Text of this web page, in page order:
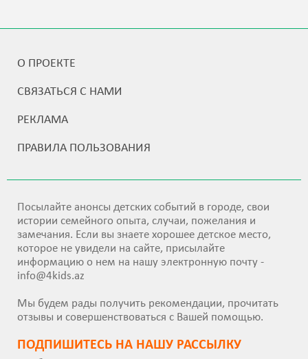
О ПРОЕКТЕ
СВЯЗАТЬСЯ С НАМИ
РЕКЛАМА
ПРАВИЛА ПОЛЬЗОВАНИЯ
Посылайте анонсы детских событий в городе, свои
истории семейного опыта, случаи, пожелания и
замечания. Если вы знаете хорошее детское место,
которое не увидели на сайте, присылайте
информацию о нем на нашу электронную почту -
info@4kids.az
Мы будем рады получить рекомендации, прочитать
отзывы и совершенствоваться с Вашей помощью.
ПОДПИШИТEСЬ НА НАШУ РАССЫЛКУ